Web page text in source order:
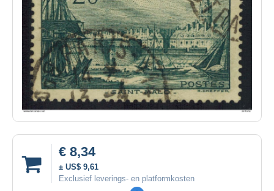
€ 8,34
± US$ 9,61
Exclusief leverings- en platformkosten